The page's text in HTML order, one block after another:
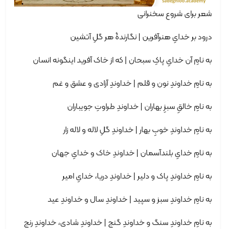
شعر برای شروع سخنرانی
درود بر خدایِ هنرآفرین | نگارندۀ هر گلِ آتشین
به نامِ آن خدایِ پاکِ سبحان | که از خاک آفرید اینگونه انسان
به نامِ خداوندِ نون و قلم | خداوندِ آزادی و عشق و غم
به نامِ خالقِ سبزِ بهاران | خداوندِ طراوتِ جویباران
به نامِ خداوندِ خوبِ بهار | خداوندِ گلِ لاله و لاله زار
به نامِ خدایِ بلندآسمان | خداوندِ خاک و خدایِ جهان
به نامِ خداوندِ پاک و دلیر | خداوندِ دریا، خدایِ امیر
به نامِ خداوندِ سبز و سپید | خداوندِ سال و خداوندِ عید
به نامِ خداوندِ سنگ و خداوندِ گنج | خداوندِ شادی، خداوندِ رنج